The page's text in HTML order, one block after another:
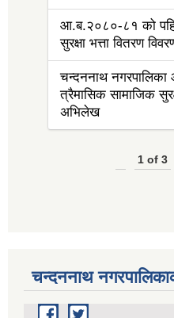
आ.ब.२०८०-८१ को
सुरक्षा भत्ता वितरण
चन्दननाथ
त्रैमासिक सामाजिक
अभिलेख
1 of 3
चन्दननाथ